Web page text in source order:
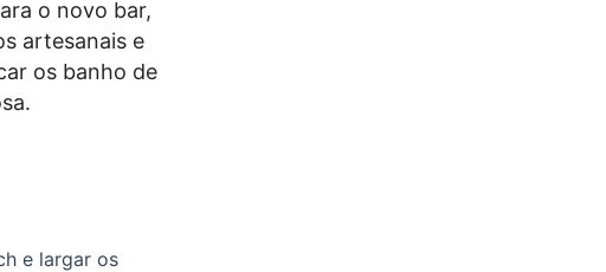
o novo bar,
artesanais e
os banho de
e largar os